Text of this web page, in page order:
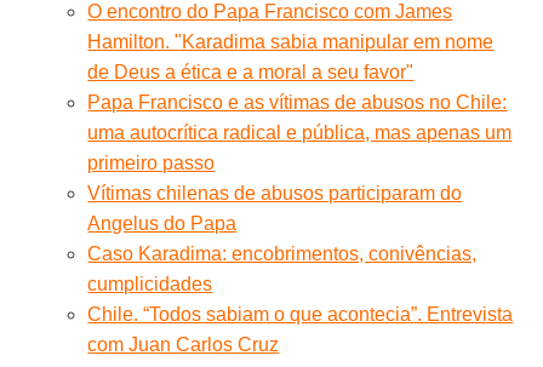
O encontro do Papa Francisco com James
Hamilton. "Karadima sabia manipular em nome
de Deus a ética e a moral a seu favor"
Papa Francisco e as vítimas de abusos no Chile:
uma autocrítica radical e pública, mas apenas um
primeiro passo
Vítimas chilenas de abusos participaram do
Angelus do Papa
Caso Karadima: encobrimentos, conivências,
cumplicidades
Chile. “Todos sabiam o que acontecia”. Entrevista
com Juan Carlos Cruz